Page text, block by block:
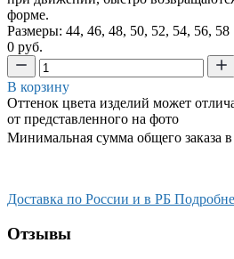
форме.
Размеры: 44, 46, 48, 50, 52, 54, 56, 58
0 руб.
В корзину
Оттенок цвета изделий может
от представленного на фото
Минимальная сумма общего заказа
Доставка по России и в РБ
Отзывы